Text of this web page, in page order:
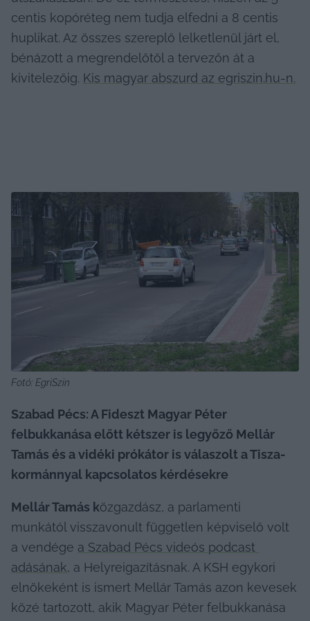
centis kopóréteg nem tudja elfedni a 8 centis
huplikat. Az összes szereplő lelketlenül járt el,
bénázott a megrendelőtől a tervezőn át a
kivitelezőig. Kis magyar abszurd az egriszin.hu-n.
Fotó: EgriSzin
Szabad Pécs: A Fideszt Magyar Péter
felbukkanása előtt kétszer is legyőző Mellár
Tamás és a vidéki prókátor is válaszolt a Tisza-
kormánnyal kapcsolatos kérdésekre
Mellár Tamás közgazdász, a parlamenti
munkától visszavonult független képviselő volt
a vendége a Szabad Pécs videós podcast
adásának, a Helyreigazításnak. A KSH egykori
elnökeként is ismert Mellár Tamás azon kevesek
közé tartozott, akik Magyar Péter felbukkanása